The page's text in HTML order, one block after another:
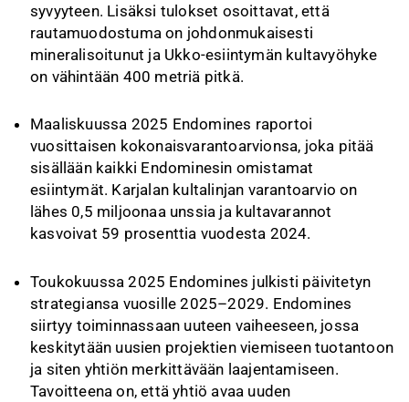
syvyyteen. Lisäksi tulokset osoittavat, että
rautamuodostuma on johdonmukaisesti
mineralisoitunut ja Ukko-esiintymän kultavyöhyke
on vähintään 400 metriä pitkä.
Maaliskuussa 2025 Endomines raportoi
vuosittaisen kokonaisvarantoarvionsa, joka pitää
sisällään kaikki Endominesin omistamat
esiintymät. Karjalan kultalinjan varantoarvio on
lähes 0,5 miljoonaa unssia ja kultavarannot
kasvoivat 59 prosenttia vuodesta 2024.
Toukokuussa 2025 Endomines julkisti päivitetyn
strategiansa vuosille 2025–2029. Endomines
siirtyy toiminnassaan uuteen vaiheeseen, jossa
keskitytään uusien projektien viemiseen tuotantoon
ja siten yhtiön merkittävään laajentamiseen.
Tavoitteena on, että yhtiö avaa uuden